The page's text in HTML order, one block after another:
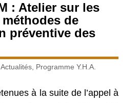
: Atelier sur les
de
préventive des
Actualités Programme Y.H.A.
à la suite de l’appel à